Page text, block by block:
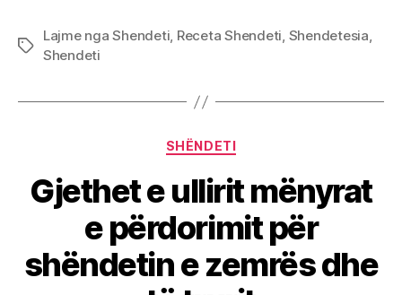
Tags
Lajme nga Shendeti, Receta Shendeti, Shendetesia,
Shendeti
Categories
SHËNDETI
Gjethet e ullirit mënyrat
e përdorimit për
shëndetin e zemrës dhe